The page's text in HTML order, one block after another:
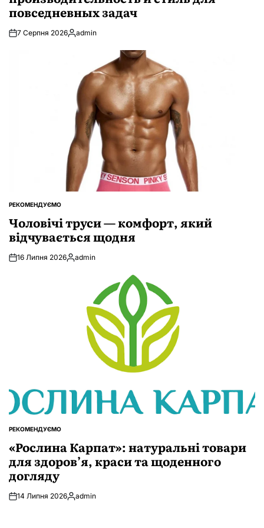
повседневных задач
7 Серпня 2026Опубліковано
admin
ОПУБЛІКУВАТИ
РЕКОМЕНДУЄМО
Чоловічі труси — комфорт, який
відчувається щодня
16 Липня 2026Опубліковано
admin
ОПУБЛІКУВАТИ
РЕКОМЕНДУЄМО
«Рослина Карпат»: натуральні товари
для здоров’я, краси та щоденного
догляду
14 Липня 2026Опубліковано
admin